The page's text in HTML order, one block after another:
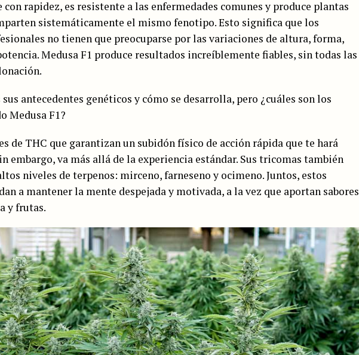
rapidez, es resistente a las enfermedades comunes y produce plantas
sistemáticamente el mismo fenotipo. Esto significa que los
no tienen que preocuparse por las variaciones de altura, forma,
Medusa F1 produce resultados increíblemente fiables, sin todas las
sus antecedentes genéticos y cómo se desarrolla, pero ¿cuáles son los
Medusa F1?
de THC que garantizan un subidón físico de acción rápida que te hará
embargo, va más allá de la experiencia estándar. Sus tricomas también
niveles de terpenos: mirceno, farneseno y ocimeno. Juntos, estos
a mantener la mente despejada y motivada, a la vez que aportan sabores
y frutas.